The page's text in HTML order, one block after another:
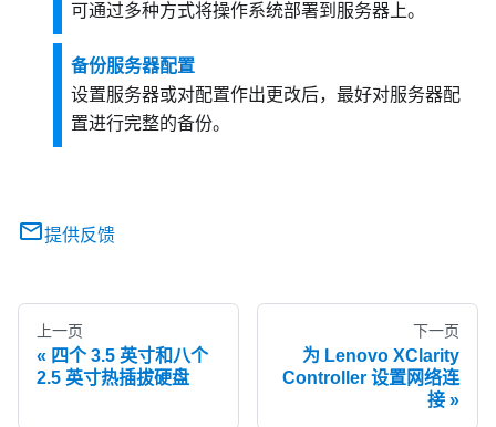
可通过多种方式将操作系统部署到服务器上。
备份服务器配置
设置服务器或对配置作出更改后，最好对服务器配
置进行完整的备份。
提供反馈
上一页
四个 3.5 英寸和八个
2.5 英寸热插拔硬盘
下一页
为 Lenovo XClarity
Controller 设置网络连
接